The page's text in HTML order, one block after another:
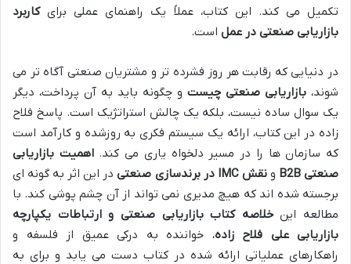
تکمیل می کند. این کتاب، عملاً یک راهنمای عملی برایکاربرد
بازاریابی صنعتی در عمل است.
در دنیایی که رقابت هر روز فشرده تر و مشتریان صنعتی آگاه تر می
شوند، بازاریابی صنعتی چیست و چگونه باید به آن پرداخت، دیگر
یک سوال ساده نیست، بلکه یک چالش استراتژیک است. پاسخ فلاح
زاده در این کتاب، ارائه یک سیستم فکری به روزشده و کارآمد است
که سازمان ها را در مسیر دلخواه یاری می کند.اهمیت بازاریابی
صنعتی B2B
ونقش IMC در برندسازی صنعتی
در این اثر به گونه ای
برجسته شده اند که هیچ مدیری نمی تواند از آن چشم پوشی کند. با
مطالعه اینخلاصه کتاب بازاریابی صنعتی و ارتباطات یکپارچه
بازاریابی علی فلاح زاده، خواننده به درکی عمیق از فلسفه و
راهکارهای عملیاتی ارائه شده در کتاب دست می یابد و برای به